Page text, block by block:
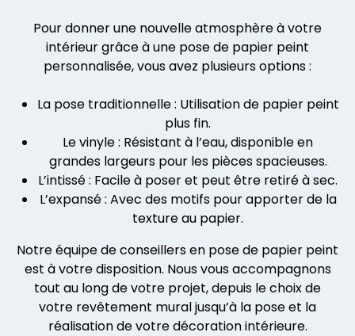
Pour donner une nouvelle atmosphère à votre
intérieur grâce à une pose de papier peint
personnalisée, vous avez plusieurs options :
La pose traditionnelle : Utilisation de papier peint
plus fin.
Le vinyle : Résistant à l’eau, disponible en
grandes largeurs pour les pièces spacieuses.
L’intissé : Facile à poser et peut être retiré à sec.
L’expansé : Avec des motifs pour apporter de la
texture au papier.
Notre équipe de conseillers en pose de papier peint
est à votre disposition. Nous vous accompagnons
tout au long de votre projet, depuis le choix de
votre revêtement mural jusqu’à la pose et la
réalisation de votre décoration intérieure.